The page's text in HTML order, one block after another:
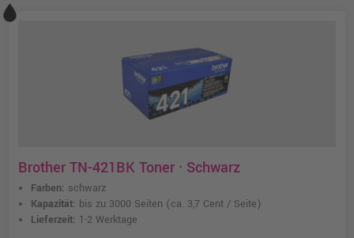
Brother TN-421BK Toner · Schwarz
Farben: schwarz
Kapazität: bis zu 3000 Seiten (ca. 3,7 Cent / Seite)
Lieferzeit: 1-2 Werktage